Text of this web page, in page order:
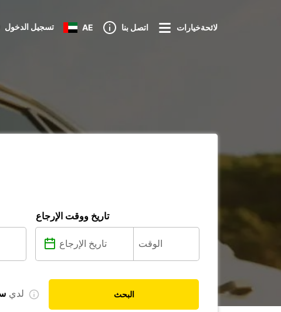
تسجيل الدخول AE اتصل بنا لائحةخيارات
تاريخ ووقت الإرجاع
لدي البحث